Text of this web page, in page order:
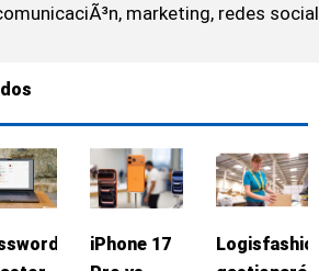
marketing, redes
iPhone 17